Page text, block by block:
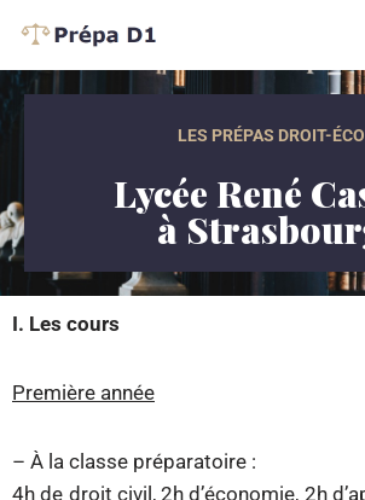
Aller
au
LES PRÉPAS DROIT-ÉCO
Lycée René
à
I. Les cours
Première année
– À la classe préparatoire :
4h de droit civil, 2h d’économie, 2h